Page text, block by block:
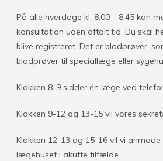
På alle hverdage kl. 8.00 – 8.45 kan
konsultation uden aftalt tid. Du skal
blive registreret. Det er blodprøver,
blodprøver til speciallæge eller
Klokken 8-9 sidder én læge ved
Klokken 9-12 og 13-15 vil vores
Klokken 12-13 og 15-16 vil vi
lægehuset i akutte tilfælde.